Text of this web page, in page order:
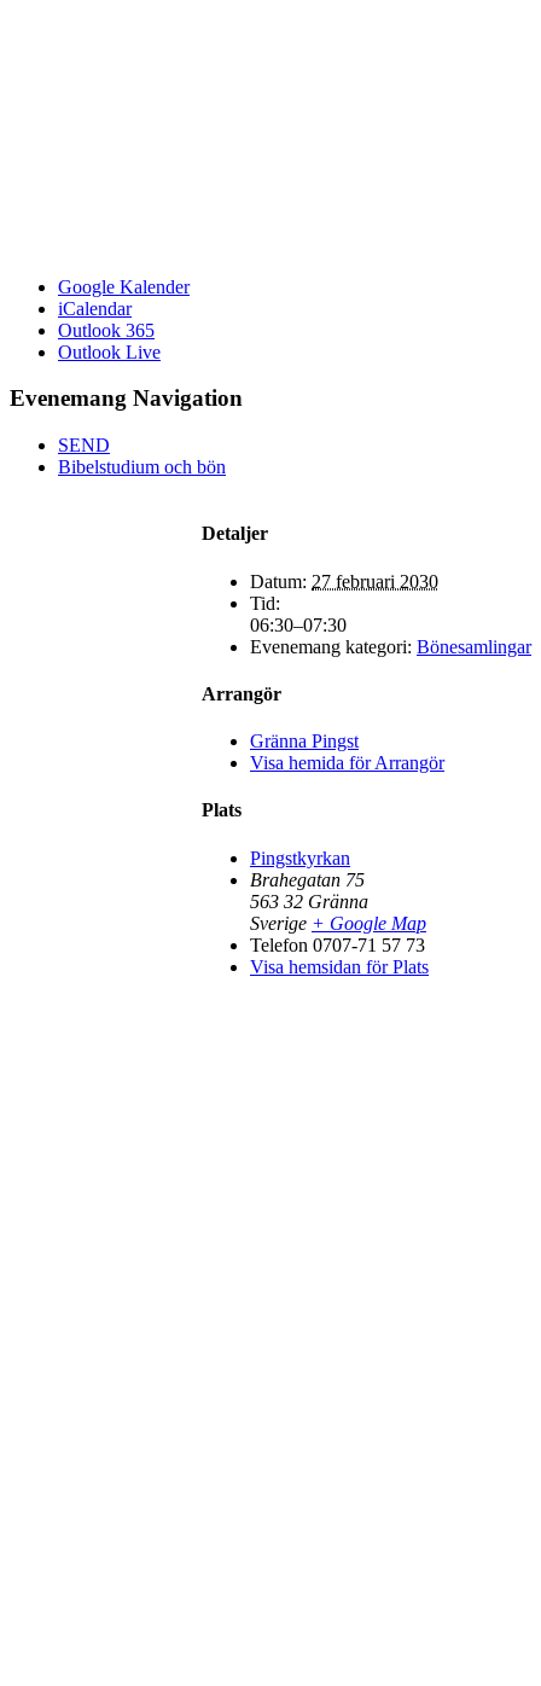
Google Kalender
iCalendar
Outlook 365
Outlook Live
Evenemang Navigation
SEND
Bibelstudium och bön
Detaljer
Datum: 27 februari 2030
Tid:
06:30–07:30
Evenemang kategori: Bönesamlingar
Arrangör
Gränna Pingst
Visa hemida för Arrangör
Plats
Pingstkyrkan
Brahegatan 75
563 32 Gränna
Sverige + Google Map
Telefon 0707-71 57 73
Visa hemsidan för Plats